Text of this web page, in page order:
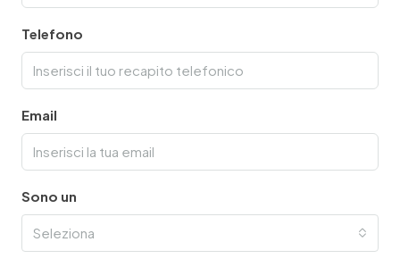
Telefono
Email
Sono un
Seleziona